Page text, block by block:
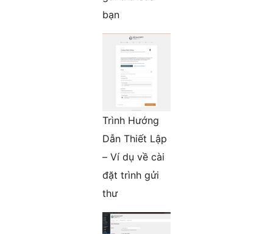
bạn
Trình Hướng
Dẫn Thiết Lập
– Ví dụ về cài
đặt trình gửi
thư